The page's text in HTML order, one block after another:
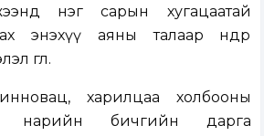
нэг сарын хугацаатай
энэхүү аяны талаар өнөөдөр
өглөө.
харилцаа холбооны
нарийн бичгийн дарга